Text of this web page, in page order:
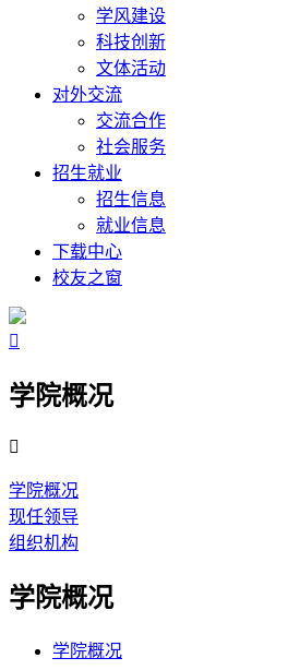
学风建设
科技创新
文体活动
对外交流
交流合作
社会服务
招生就业
招生信息
就业信息
下载中心
校友之窗

学院概况

学院概况
现任领导
组织机构
学院概况
学院概况